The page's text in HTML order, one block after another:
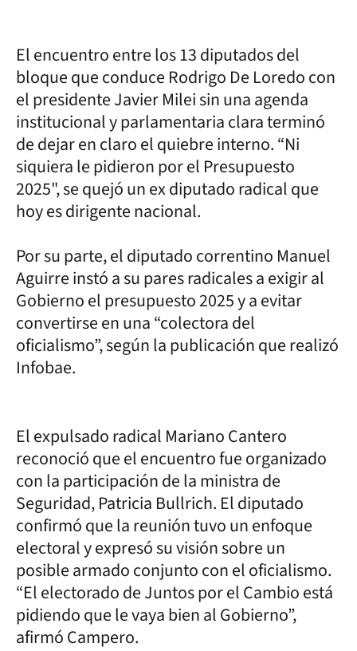
El encuentro entre los 13 diputados del
bloque que conduce Rodrigo De Loredo con
el presidente Javier Milei sin una agenda
institucional y parlamentaria clara terminó
de dejar en claro el quiebre interno. “Ni
siquiera le pidieron por el Presupuesto
2025", se quejó un ex diputado radical que
hoy es dirigente nacional.
Por su parte, el diputado correntino Manuel
Aguirre instó a su pares radicales a exigir al
Gobierno el presupuesto 2025 y a evitar
convertirse en una “colectora del
oficialismo”, según la publicación que realizó
Infobae.
El expulsado radical Mariano Cantero
reconoció que el encuentro fue organizado
con la participación de la ministra de
Seguridad, Patricia Bullrich. El diputado
confirmó que la reunión tuvo un enfoque
electoral y expresó su visión sobre un
posible armado conjunto con el oficialismo.
“El electorado de Juntos por el Cambio está
pidiendo que le vaya bien al Gobierno”,
afirmó Campero.